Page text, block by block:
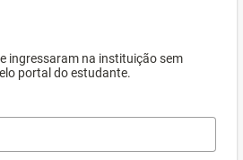
ingressaram na instituição sem
portal do estudante.